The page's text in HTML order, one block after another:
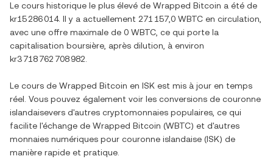
Le cours historique le plus élevé de Wrapped Bitcoin a été de
kr15 286 014. Il y a actuellement 271 157,0 WBTC en circulation,
avec une offre maximale de 0 WBTC , ce qui porte la
capitalisation boursière, après dilution, à environ
kr3 718 762 708 982
Le cours de Wrapped Bitcoin en ISK est mis à jour en temps
réel. Vous pouvez également voir les conversions de couronne
islandaisevers d'autres cryptomonnaies populaires, ce qui
facilite l'échange de Wrapped Bitcoin (WBTC) et d'autres
monnaies numériques pour couronne islandaise (ISK) de
manière rapide et pratique.